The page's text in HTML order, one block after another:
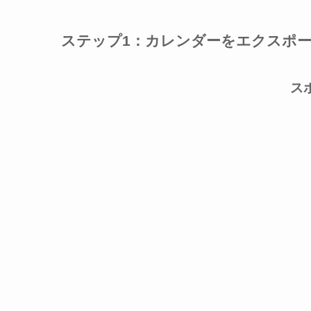
ステップ1：カレンダーをエクスポ
ス